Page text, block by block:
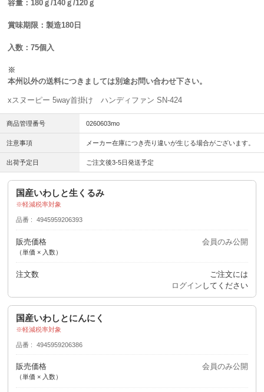
容量：180ｇ/140ｇ/120ｇ
賞味期限：製造180日
入数：75個入
※
本州以外の送料につきましては別途お問い合わせ下さい。
xスヌーピー 5way首掛け ハンディファン SN-424
商品管理番号 0260603mo
注意事項 メーカー在庫につき売り違いが生じる場合がございます。
出荷予定日 ご注文後3-5日発送予定
国産いわしと生くるみ
軽減税率対象
品番 4945959206393
販売価格
（単価 × 入数）
会員のみ公開
注文数
ご注文には
ログイン してください
国産いわしとにんにく
軽減税率対象
品番 4945959206386
販売価格
（単価 × 入数）
会員のみ公開